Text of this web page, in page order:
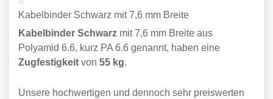
Kabelbinder Schwarz mit 7,6 mm Breite
Kabelbinder Schwarz mit 7,6 mm Breite aus
Polyamid 6.6, kurz PA 6.6 genannt, haben eine
Zugfestigkeit von 55 kg.
Unsere hochwertigen und dennoch sehr preiswerten